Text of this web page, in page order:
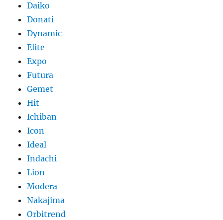
Daiko
Donati
Dynamic
Elite
Expo
Futura
Gemet
Hit
Ichiban
Icon
Ideal
Indachi
Lion
Modera
Nakajima
Orbitrend